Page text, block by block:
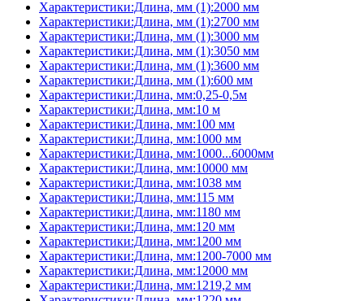
Характеристики:Длина, мм (1):2000 мм
Характеристики:Длина, мм (1):2700 мм
Характеристики:Длина, мм (1):3000 мм
Характеристики:Длина, мм (1):3050 мм
Характеристики:Длина, мм (1):3600 мм
Характеристики:Длина, мм (1):600 мм
Характеристики:Длина, мм:0,25-0,5м
Характеристики:Длина, мм:10 м
Характеристики:Длина, мм:100 мм
Характеристики:Длина, мм:1000 мм
Характеристики:Длина, мм:1000...6000мм
Характеристики:Длина, мм:10000 мм
Характеристики:Длина, мм:1038 мм
Характеристики:Длина, мм:115 мм
Характеристики:Длина, мм:1180 мм
Характеристики:Длина, мм:120 мм
Характеристики:Длина, мм:1200 мм
Характеристики:Длина, мм:1200-7000 мм
Характеристики:Длина, мм:12000 мм
Характеристики:Длина, мм:1219,2 мм